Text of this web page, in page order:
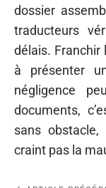
dossier
traducteurs
délais. Franchir
à présenter
négligence
documents,
sans
craint pas la